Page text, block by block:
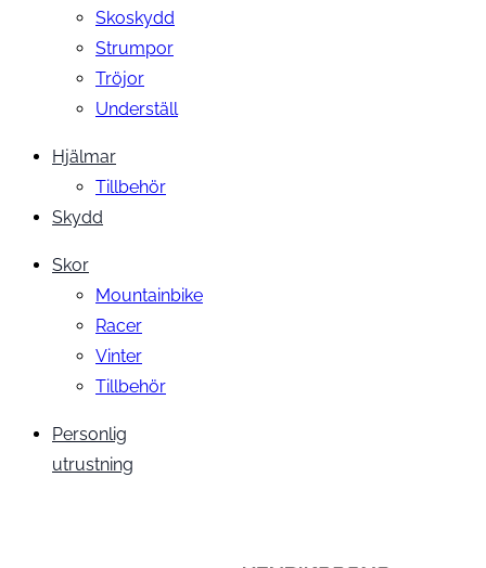
Skoskydd
Strumpor
Tröjor
Underställ
Hjälmar
Tillbehör
Skydd
Skor
Mountainbike
Racer
Vinter
Tillbehör
Personlig
utrustning